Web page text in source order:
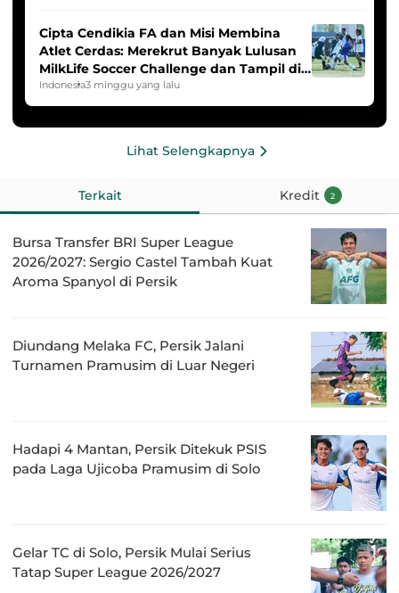
Cipta Cendikia FA dan Misi Membina
Atlet Cerdas: Merekrut Banyak Lulusan
MilkLife Soccer Challenge dan Tampil di
HYDROPLUS Soccer League
Indonesia3 minggu yang lalu
Lihat Selengkapnya
Terkait Kredit 2
Bursa Transfer BRI Super League
2026/2027: Sergio Castel Tambah Kuat
Aroma Spanyol di Persik
Diundang Melaka FC, Persik Jalani
Turnamen Pramusim di Luar Negeri
Hadapi 4 Mantan, Persik Ditekuk PSIS
pada Laga Ujicoba Pramusim di Solo
Gelar TC di Solo, Persik Mulai Serius
Tatap Super League 2026/2027